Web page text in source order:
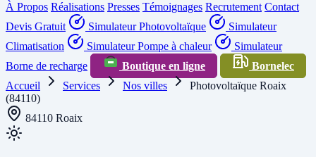
À Propos Réalisations Presses Témoignages Recrutement Contact
Devis Gratuit
Simulateur Photovoltaïque
Simulateur
Climatisation
Simulateur Pompe à chaleur
Simulateur
Borne de recharge
Boutique en ligne
Bornelec
Accueil
Services Nos villes
Photovoltaïque Roaix
(84110)
84110 Roaix